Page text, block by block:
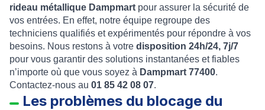
rideau métallique Dampmart pour assurer la sécurité de
vos entrées. En effet, notre équipe regroupe des
techniciens qualifiés et expérimentés pour répondre à vos
besoins. Nous restons à votre disposition 24h/24, 7j/7
pour vous garantir des solutions instantanées et fiables
n’importe où que vous soyez à Dampmart 77400.
Contactez-nous au 01 85 42 08 07.
Les problèmes du blocage du